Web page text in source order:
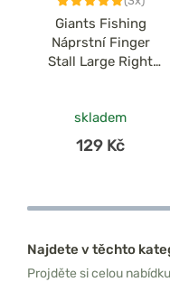
Giants Fishing
Náprstní Finger
Stall Large Right
skladem
129 Kč
Najdete v těchto
Projděte si celou